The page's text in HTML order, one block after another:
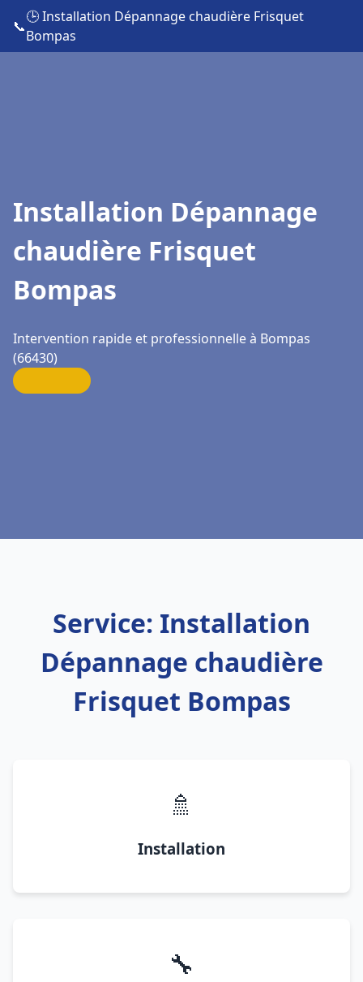
📞
🕒 Installation Dépannage chaudière Frisquet
Bompas
Installation Dépannage
chaudière Frisquet
Bompas
Intervention rapide et professionnelle à Bompas
(66430)
Service: Installation
Dépannage chaudière
Frisquet Bompas
🚿
Installation
🔧